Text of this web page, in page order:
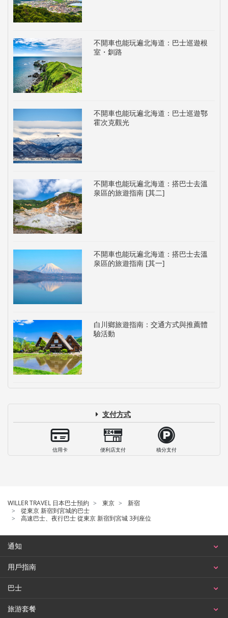
不開車也能玩遍北海道：巴士巡遊根
室・釧路
不開車也能玩遍北海道：巴士巡遊鄂
霍次克觀光
不開車也能玩遍北海道：搭巴士去溫
泉區的旅遊指南 [其二]
不開車也能玩遍北海道：搭巴士去溫
泉區的旅遊指南 [其一]
白川鄉旅遊指南：交通方式與推薦體
驗活動
支付方式
信用卡 便利店支付 積分支付
WILLER TRAVEL 日本巴士預約 東京
新宿
從東京 新宿到宮城的巴士
高速巴士、夜行巴士 從東京 新宿到宮城 3列座位
通知
用戶指南
巴士
旅游套餐